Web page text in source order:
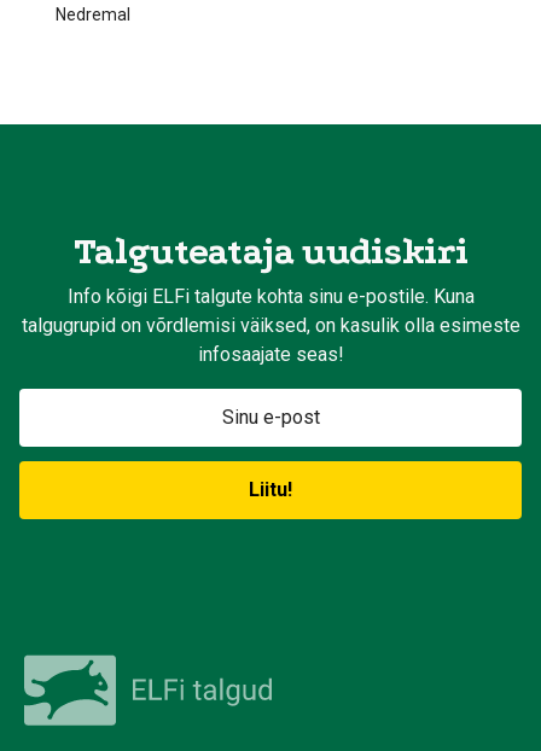
Nedremal
Talguteataja uudiskiri
Info kõigi ELFi talgute kohta sinu e-postile. Kuna
talgugrupid on võrdlemisi väiksed, on kasulik olla esimeste
infosaajate seas!